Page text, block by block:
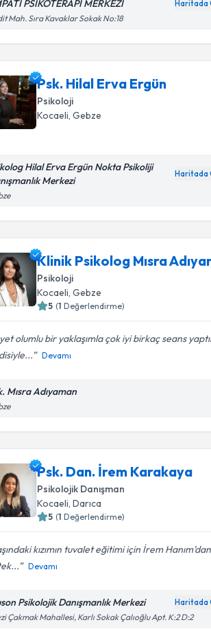
PSİKOTERAPİ MERKEZİ Haritada
Mah. Sıra Kavaklar Sokak No:18
Psk. Hilal Erva Ergün
Psikoloji
Kocaeli , Gebze
Hilal Erva Ergün Nokta Psikoliji
Merkezi
Haritada
Klinik Psikolog Mısra
Psikoloji
Kocaeli , Gebze
5 (1 Değerlendirme)
olumlu bir yaklaşımla çok iyi birkaç seans
Devamı
Mısra Adıyaman
Psk. Dan. İrem Karakaya
Psikolojik Danışman
Kocaeli , Darıca
5 (1 Değerlendirme)
kızımın tuvalet eğitimi için İrem Hanım’dan
Devamı
Psikolojik Danışmanlık Merkezi Haritada
Çakmak Mahallesi, Karlı Sokak Çalıoğlu Apt. K:2 D:2